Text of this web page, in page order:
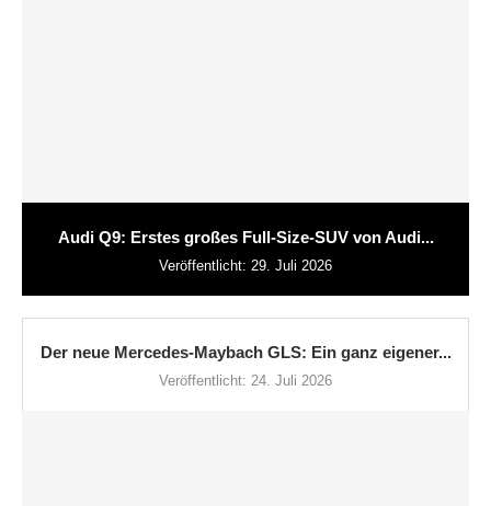
Audi Q9: Erstes großes Full-Size-SUV von Audi...
Veröffentlicht: 29. Juli 2026
Der neue Mercedes-Maybach GLS: Ein ganz eigener...
Veröffentlicht: 24. Juli 2026